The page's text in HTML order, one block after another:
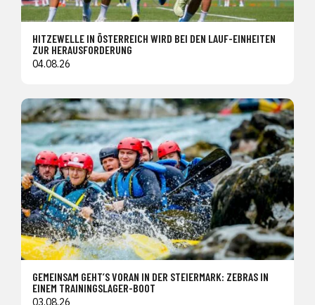
HITZEWELLE IN ÖSTERREICH WIRD BEI DEN LAUF-EINHEITEN
ZUR HERAUSFORDERUNG
04.08.26
GEMEINSAM GEHT’S VORAN IN DER STEIERMARK: ZEBRAS IN
EINEM TRAININGSLAGER-BOOT
03.08.26